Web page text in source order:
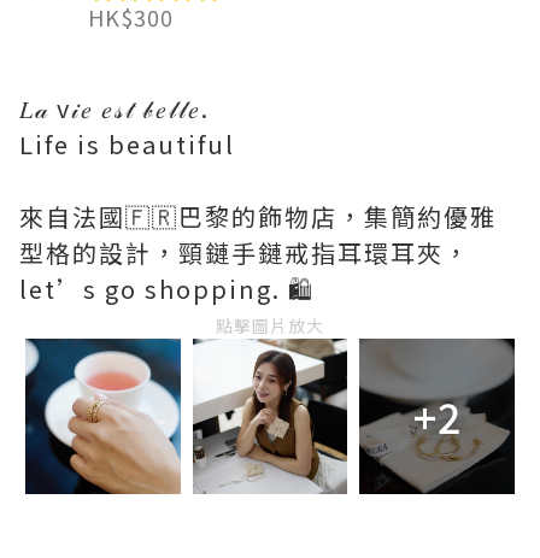
HK$300
𝐿𝒶 v𝒾𝑒 𝑒𝓈𝓉 𝒷𝑒𝓁𝓁𝑒.
Life is beautiful
來自法國🇫🇷巴黎的飾物店，集簡約優雅
型格的設計，頸鏈手鏈戒指耳環耳夾，
let’s go shopping. 🛍️
點擊圖片放大
+2